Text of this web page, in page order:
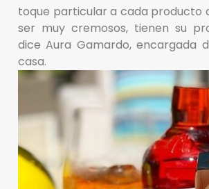
toque particular a cada producto
ser muy cremosos, tienen su
dice Aura Gamardo, encargada
casa.